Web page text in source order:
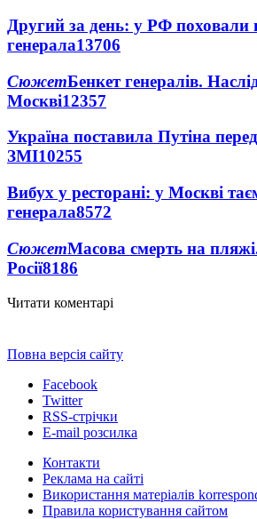
Другий за день: у РФ поховали
генерала13706
СюжетБенкет генералів.
Москві12357
Україна поставила Путіна
ЗМІ10255
Вибух у ресторані: у Москві
генерала8572
СюжетМасова смерть на
Росії8186
Читати коментарі
Повна версія сайту
Facebook
Twitter
RSS-стрічки
E-mail розсилка
Контакти
Реклама на сайті
Використання матеріалів
Правила користування сайтом